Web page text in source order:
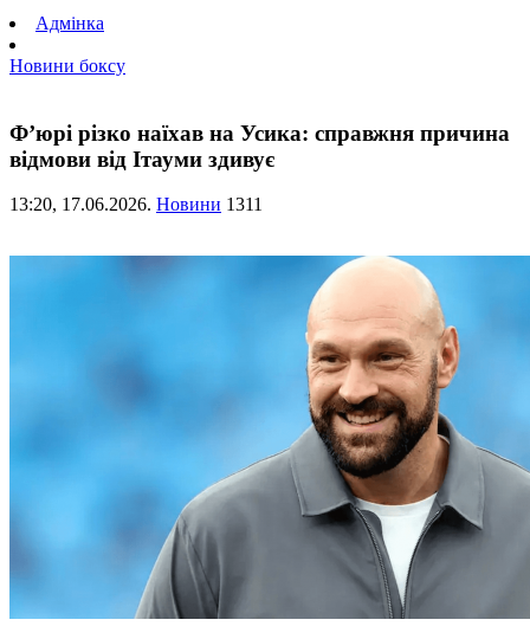
Адмінка
Новини боксу
Ф’юрі різко наїхав на Усика: справжня причина
відмови від Ітауми здивує
13:20, 17.06.2026. Новини 1311